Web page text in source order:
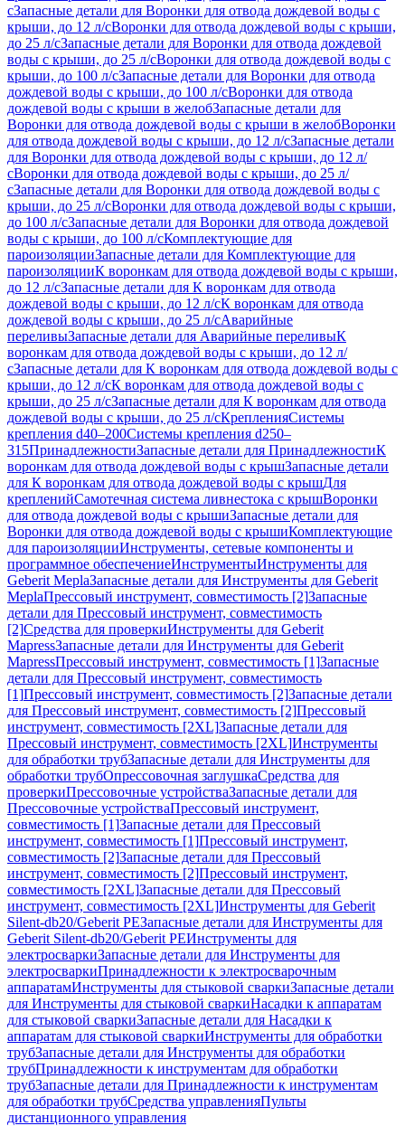
сЗапасные детали для Воронки для отвода дождевой воды с
крыши, до 12 л/сВоронки для отвода дождевой воды с крыши,
до 25 л/сЗапасные детали для Воронки для отвода дождевой
воды с крыши, до 25 л/сВоронки для отвода дождевой воды с
крыши, до 100 л/сЗапасные детали для Воронки для отвода
дождевой воды с крыши, до 100 л/сВоронки для отвода
дождевой воды с крыши в желобЗапасные детали для
Воронки для отвода дождевой воды с крыши в желобВоронки
для отвода дождевой воды с крыши, до 12 л/сЗапасные детали
для Воронки для отвода дождевой воды с крыши, до 12 л/
сВоронки для отвода дождевой воды с крыши, до 25 л/
сЗапасные детали для Воронки для отвода дождевой воды с
крыши, до 25 л/сВоронки для отвода дождевой воды с крыши,
до 100 л/сЗапасные детали для Воронки для отвода дождевой
воды с крыши, до 100 л/сКомплектующие для
пароизоляцииЗапасные детали для Комплектующие для
пароизоляцииК воронкам для отвода дождевой воды с крыши,
до 12 л/сЗапасные детали для К воронкам для отвода
дождевой воды с крыши, до 12 л/сК воронкам для отвода
дождевой воды с крыши, до 25 л/сАварийные
переливыЗапасные детали для Аварийные переливыК
воронкам для отвода дождевой воды с крыши, до 12 л/
сЗапасные детали для К воронкам для отвода дождевой воды с
крыши, до 12 л/сК воронкам для отвода дождевой воды с
крыши, до 25 л/сЗапасные детали для К воронкам для отвода
дождевой воды с крыши, до 25 л/сКрепленияСистемы
крепления d40–200Системы крепления d250–
315ПринадлежностиЗапасные детали для ПринадлежностиК
воронкам для отвода дождевой воды с крышЗапасные детали
для К воронкам для отвода дождевой воды с крышДля
крепленийСамотечная система ливнестока с крышВоронки
для отвода дождевой воды с крышиЗапасные детали для
Воронки для отвода дождевой воды с крышиКомплектующие
для пароизоляцииИнструменты, сетевые компоненты и
программное обеспечениеИнструментыИнструменты для
Geberit MeplaЗапасные детали для Инструменты для Geberit
MeplaПрессовый инструмент, совместимость [2]Запасные
детали для Прессовый инструмент, совместимость
[2]Средства для проверкиИнструменты для Geberit
MapressЗапасные детали для Инструменты для Geberit
MapressПрессовый инструмент, совместимость [1]Запасные
детали для Прессовый инструмент, совместимость
[1]Прессовый инструмент, совместимость [2]Запасные детали
для Прессовый инструмент, совместимость [2]Прессовый
инструмент, совместимость [2XL]Запасные детали для
Прессовый инструмент, совместимость [2XL]Инструменты
для обработки трубЗапасные детали для Инструменты для
обработки трубОпрессовочная заглушкаСредства для
проверкиПрессовочные устройстваЗапасные детали для
Прессовочные устройстваПрессовый инструмент,
совместимость [1]Запасные детали для Прессовый
инструмент, совместимость [1]Прессовый инструмент,
совместимость [2]Запасные детали для Прессовый
инструмент, совместимость [2]Прессовый инструмент,
совместимость [2XL]Запасные детали для Прессовый
инструмент, совместимость [2XL]Инструменты для Geberit
Silent-db20/Geberit PEЗапасные детали для Инструменты для
Geberit Silent-db20/Geberit PEИнструменты для
электросваркиЗапасные детали для Инструменты для
электросваркиПринадлежности к электросварочным
аппаратамИнструменты для стыковой сваркиЗапасные детали
для Инструменты для стыковой сваркиНасадки к аппаратам
для стыковой сваркиЗапасные детали для Насадки к
аппаратам для стыковой сваркиИнструменты для обработки
трубЗапасные детали для Инструменты для обработки
трубПринадлежности к инструментам для обработки
трубЗапасные детали для Принадлежности к инструментам
для обработки трубСредства управленияПульты
дистанционного управления